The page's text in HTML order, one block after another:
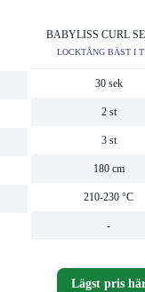
BABYLISS CURL
C1300E
LOCKTÅNG BÄST I
30 sek
2 st
3 st
180 cm
210-230 °C
-
Lägst pris